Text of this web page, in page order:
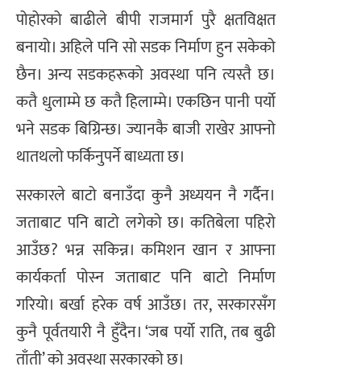
पोहोरको बाढीले बीपी राजमार्ग पुरै क्षतविक्षत
बनायो। अहिले पनि सो सडक निर्माण हुन सकेको
छैन। अन्य सडकहरूको अवस्था पनि त्यस्तै छ।
कतै धुलाम्मे छ कतै हिलाम्मे। एकछिन पानी पर्यो
भने सडक बिग्रिन्छ। ज्यानकै बाजी राखेर आफ्नो
थातथलो फर्किनुपर्ने बाध्यता छ।
सरकारले बाटो बनाउँदा कुनै अध्ययन नै गर्दैन।
जताबाट पनि बाटो लगेको छ। कतिबेला पहिरो
आउँछ? भन्न सकिन्न। कमिशन खान र आफ्ना
कार्यकर्ता पोस्न जताबाट पनि बाटो निर्माण
गरियो। बर्खा हरेक वर्ष आउँछ। तर, सरकारसँग
कुनै पूर्वतयारी नै हुँदैन। ‘जब पर्यो राति, तब बुढी
ताँती’ को अवस्था सरकारको छ।